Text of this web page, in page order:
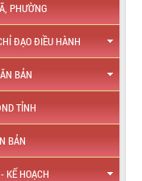
PHƯỜNG
ĐẠO ĐIỀU HÀNH
BẢN
TỈNH
BẢN
KẾ HOẠCH